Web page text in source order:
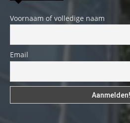
Voornaam of volledige naam
Email